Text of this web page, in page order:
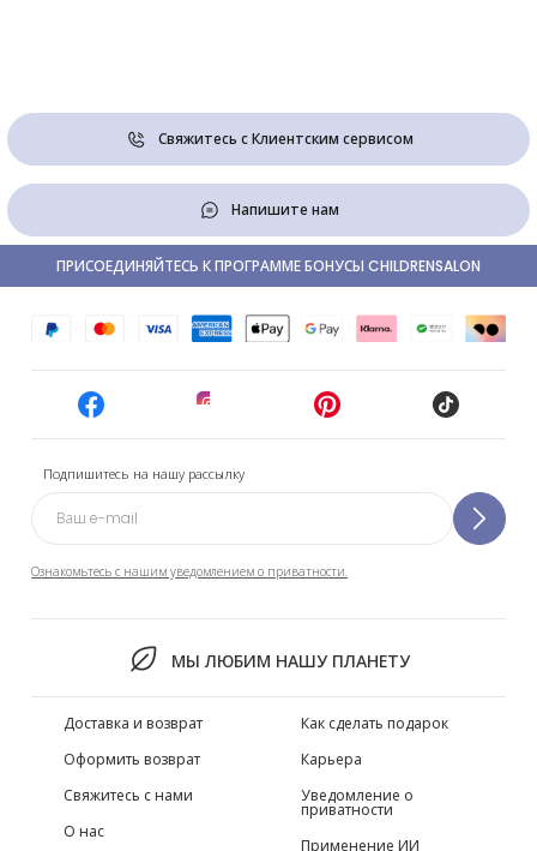
Свяжитесь с Клиентским сервисом
Напишите нам
Подпишитесь на нашу рассылку
Ознакомьтесь с нашим уведомлением о приватности.
МЫ ЛЮБИМ НАШУ ПЛАНЕТУ
ПРИСОЕДИНЯЙТЕСЬ К ПРОГРАММЕ БОНУСЫ CHILDRENSALON
Доставка и возврат
Оформить возврат
Свяжитесь с нами
О нас
Как сделать подарок
Карьера
Уведомление о
приватности
Применение ИИ